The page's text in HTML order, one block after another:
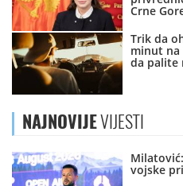
Crne
Trik da
minut na
da palite
NAJNOVIJEVIJESTI
vojske